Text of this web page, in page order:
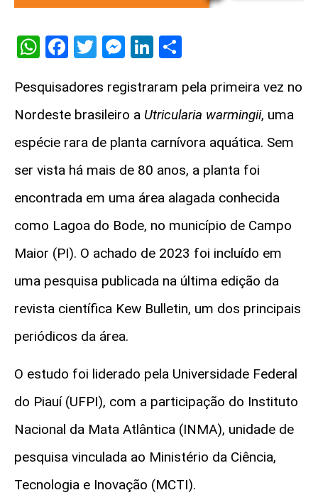
WhatsApp
Facebook
Twitter
Messenger
LinkedIn
Pesquisadores registraram pela primeira vez no
Nordeste brasileiro a Utricularia warmingii, uma
espécie rara de planta carnívora aquática. Sem
ser vista há mais de 80 anos, a planta foi
encontrada em uma área alagada conhecida
como Lagoa do Bode, no município de Campo
Maior (PI). O achado de 2023 foi incluído em
uma pesquisa publicada na última edição da
revista científica Kew Bulletin, um dos principais
periódicos da área.
O estudo foi liderado pela Universidade Federal
do Piauí (UFPI), com a participação do Instituto
Nacional da Mata Atlântica (INMA), unidade de
pesquisa vinculada ao Ministério da Ciência,
Tecnologia e Inovação (MCTI).